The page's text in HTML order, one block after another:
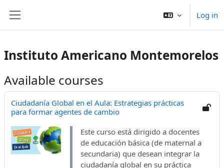
Log in
Instituto Americano Montemorelos
Available courses
Ciudadanía Global en el Aula: Estrategias prácticas
para formar agentes de cambio
Este curso está dirigido a docentes
de educación básica (de maternal a
secundaria) que desean integrar la
ciudadanía global en su práctica